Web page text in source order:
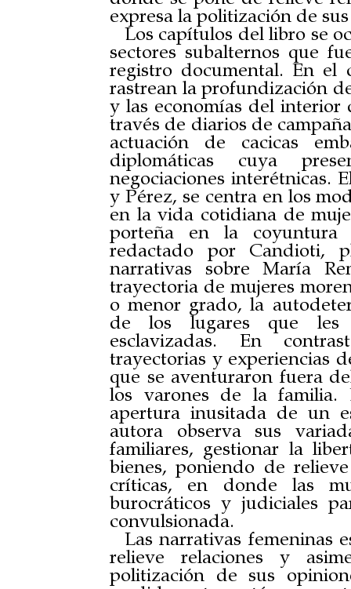
expresa la politización de
Los capítulos del libro se
sectores subalternos que
registro documental. En el
rastrean la profundización
y las economías del interior
través de diarios de
actuación de cacicas
diplomáticas cuya
negociaciones interétnicas.
y Pérez, se centra en los
en la vida cotidiana de
porteña en la coyuntura
redactado por Candioti,
narrativas sobre María
trayectoria de mujeres
o menor grado, la
de los lugares que les
esclavizadas. En
trayectorias y experiencias
que se aventuraron fuera
los varones de la
apertura inusitada de un
autora observa sus
familiares, gestionar la
bienes, poniendo de
críticas, en donde las
burocráticos y judiciales
convulsionada.
Las narrativas femeninas
relieve relaciones y
politización de sus